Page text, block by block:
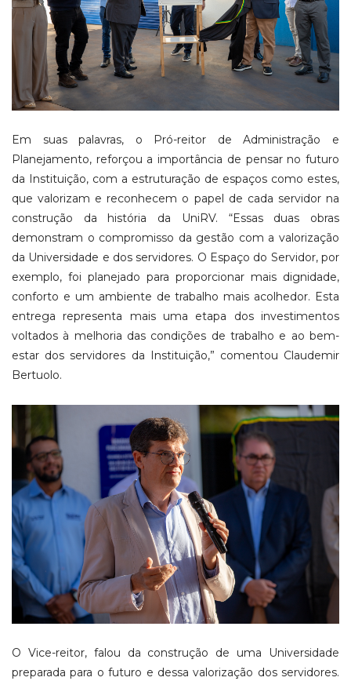
Em suas palavras, o Pró-reitor de Administração e
Planejamento, reforçou a importância de pensar no futuro
da Instituição, com a estruturação de espaços como estes,
que valorizam e reconhecem o papel de cada servidor na
construção da história da UniRV. “Essas duas obras
demonstram o compromisso da gestão com a valorização
da Universidade e dos servidores. O Espaço do Servidor, por
exemplo, foi planejado para proporcionar mais dignidade,
conforto e um ambiente de trabalho mais acolhedor. Esta
entrega representa mais uma etapa dos investimentos
voltados à melhoria das condições de trabalho e ao bem-
estar dos servidores da Instituição,” comentou Claudemir
Bertuolo.
O Vice-reitor, falou da construção de uma Universidade
preparada para o futuro e dessa valorização dos servidores.